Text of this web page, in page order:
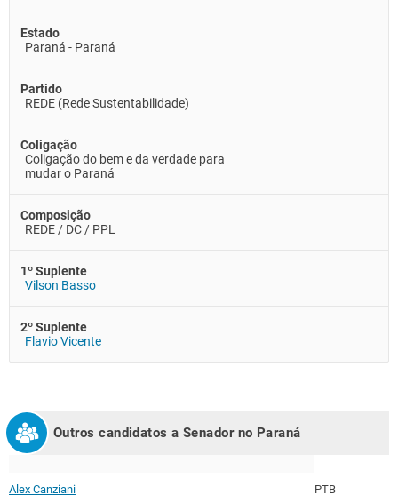
Estado
Paraná - Paraná
Partido
REDE (Rede Sustentabilidade)
Coligação
Coligação do bem e da verdade para
mudar o Paraná
Composição
REDE / DC / PPL
1º Suplente
Vilson Basso
2º Suplente
Flavio Vicente
Outros candidatos a Senador no Paraná
Alex Canziani PTB